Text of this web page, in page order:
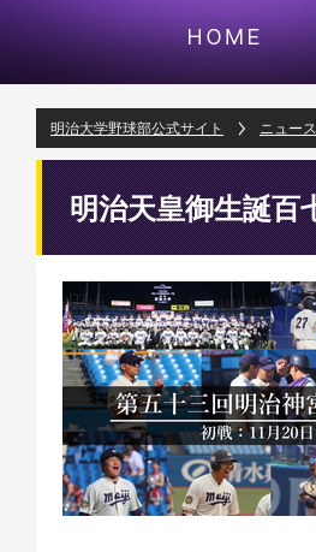
明治大学野球部公式サイト ニュー
明治天皇御生誕百